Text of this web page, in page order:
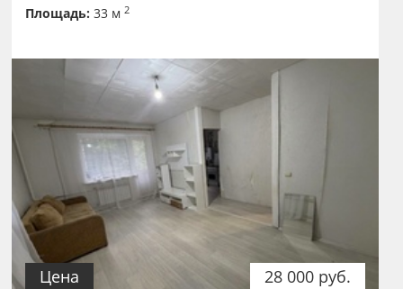
Площадь: 33 м2
28 000 руб.
Цена